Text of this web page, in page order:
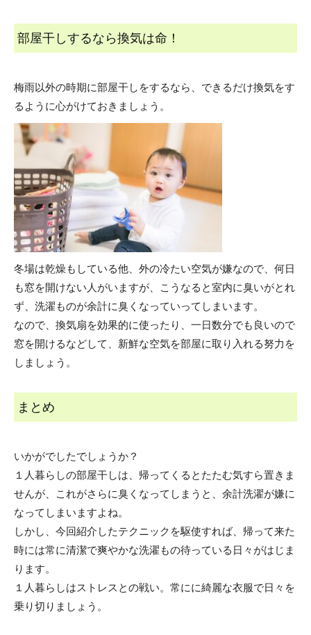
部屋干しするなら換気は命！
梅雨以外の時期に部屋干しをするなら、できるだけ換気をす
るように心がけておきましょう。
冬場は乾燥もしている他、外の冷たい空気が嫌なので、何日
も窓を開けない人がいますが、こうなると室内に臭いがとれ
ず、洗濯ものが余計に臭くなっていってしまいます。
なので、換気扇を効果的に使ったり、一日数分でも良いので
窓を開けるなどして、新鮮な空気を部屋に取り入れる努力を
しましょう。
まとめ
いかがでしたでしょうか？
１人暮らしの部屋干しは、帰ってくるとたたむ気すら置きま
せんが、これがさらに臭くなってしまうと、余計洗濯が嫌に
なってしまいますよね。
しかし、今回紹介したテクニックを駆使すれば、帰って来た
時には常に清潔で爽やかな洗濯もの待っている日々がはじま
ります。
１人暮らしはストレスとの戦い。常にに綺麗な衣服で日々を
乗り切りましょう。